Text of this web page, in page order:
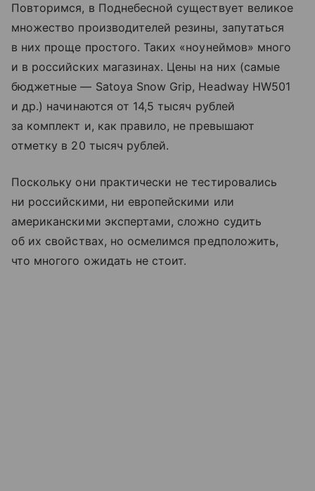
Повторимся, в Поднебесной существует великое
множество производителей резины, запутаться
в них проще простого. Таких «ноунеймов» много
и в российских магазинах. Цены на них (самые
бюджетные — Satoya Snow Grip, Headway HW501
и др.) начинаются от 14,5 тысяч рублей
за комплект и, как правило, не превышают
отметку в 20 тысяч рублей.
Поскольку они практически не тестировались
ни российскими, ни европейскими или
американскими экспертами, сложно судить
об их свойствах, но осмелимся предположить,
что многого ожидать не стоит.